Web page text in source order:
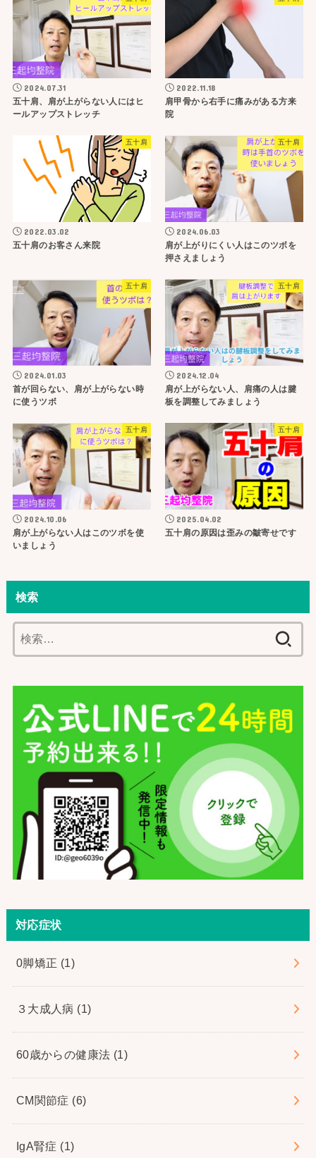
2024.07.31
五十肩、肩が上がらない人にはヒ
ールアップストレッチ
2022.11.18
肩甲骨から右手に痛みがある方来
院
五十肩
2022.03.02
五十肩のお客さん来院
五十肩
2024.06.03
肩が上がりにくい人はこのツボを
押さえましょう
五十肩
2024.01.03
首が回らない、肩が上がらない時
に使うツボ
五十肩
2024.12.04
肩が上がらない人、肩痛の人は腱
板を調整してみましょう
五十肩
2024.10.06
肩が上がらない人はこのツボを使
いましょう
五十肩
2025.04.02
五十肩の原因は歪みの皺寄せです
検索
索:
対応症状
0脚矯正 (1)
３大成人病 (1)
60歳からの健康法 (1)
CM関節症 (6)
IgA腎症 (1)